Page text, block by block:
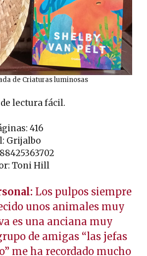
de Criaturas luminosas
lectura fácil.
416
Grijalbo
Toni Hill
Los pulpos siempre
unos animales muy
es una anciana muy
de amigas “las jefas
me ha recordado mucho